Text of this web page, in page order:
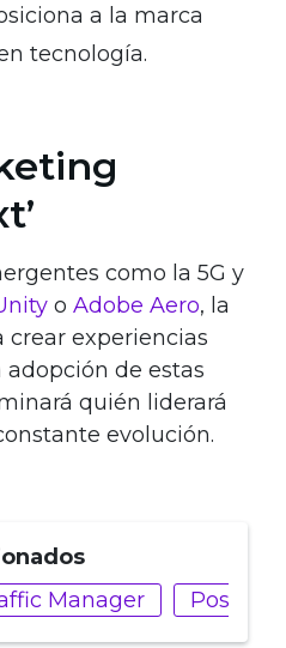
a la marca
tecnología.
como la 5G y
o Adobe Aero, la
crear experiencias
adopción de estas
quién liderará
evolución.
Manager